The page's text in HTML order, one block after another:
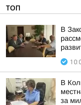
ТОП
В
В
за